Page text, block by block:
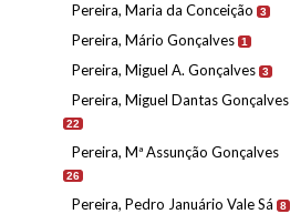
Pereira, Maria da Conceição 3
Pereira, Mário Gonçalves 1
Pereira, Miguel A. Gonçalves 3
Pereira, Miguel Dantas Gonçalves
22
Pereira, Mª Assunção Gonçalves
26
Pereira, Pedro Januário Vale Sá 8